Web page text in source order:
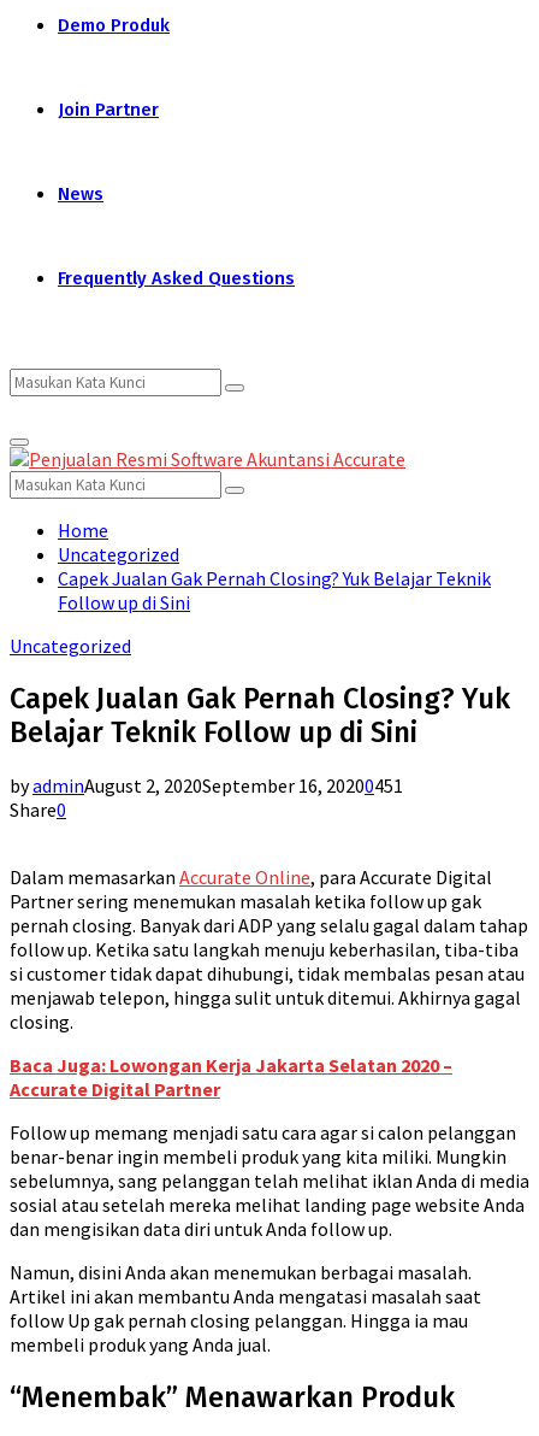
Demo Produk
Join Partner
News
Frequently Asked Questions
Search
for:
Search
Primary
Menu
Search
for:
Search
Home
Uncategorized
Capek Jualan Gak Pernah Closing? Yuk Belajar Teknik
Follow up di Sini
Uncategorized
Capek Jualan Gak Pernah Closing? Yuk
Belajar Teknik Follow up di Sini
byadminAugust 2, 2020September 16, 20200451
Share0
Dalam memasarkan Accurate Online, para Accurate Digital
Partner sering menemukan masalah ketika follow up gak
pernah closing. Banyak dari ADP yang selalu gagal dalam tahap
follow up. Ketika satu langkah menuju keberhasilan, tiba-tiba
si customer tidak dapat dihubungi, tidak membalas pesan atau
menjawab telepon, hingga sulit untuk ditemui. Akhirnya gagal
closing.
Baca Juga: Lowongan Kerja Jakarta Selatan 2020 –
Accurate Digital Partner
Follow up memang menjadi satu cara agar si calon pelanggan
benar-benar ingin membeli produk yang kita miliki. Mungkin
sebelumnya, sang pelanggan telah melihat iklan Anda di media
sosial atau setelah mereka melihat landing page website Anda
dan mengisikan data diri untuk Anda follow up.
Namun, disini Anda akan menemukan berbagai masalah.
Artikel ini akan membantu Anda mengatasi masalah saat
follow Up gak pernah closing pelanggan. Hingga ia mau
membeli produk yang Anda jual.
“Menembak” Menawarkan Produk